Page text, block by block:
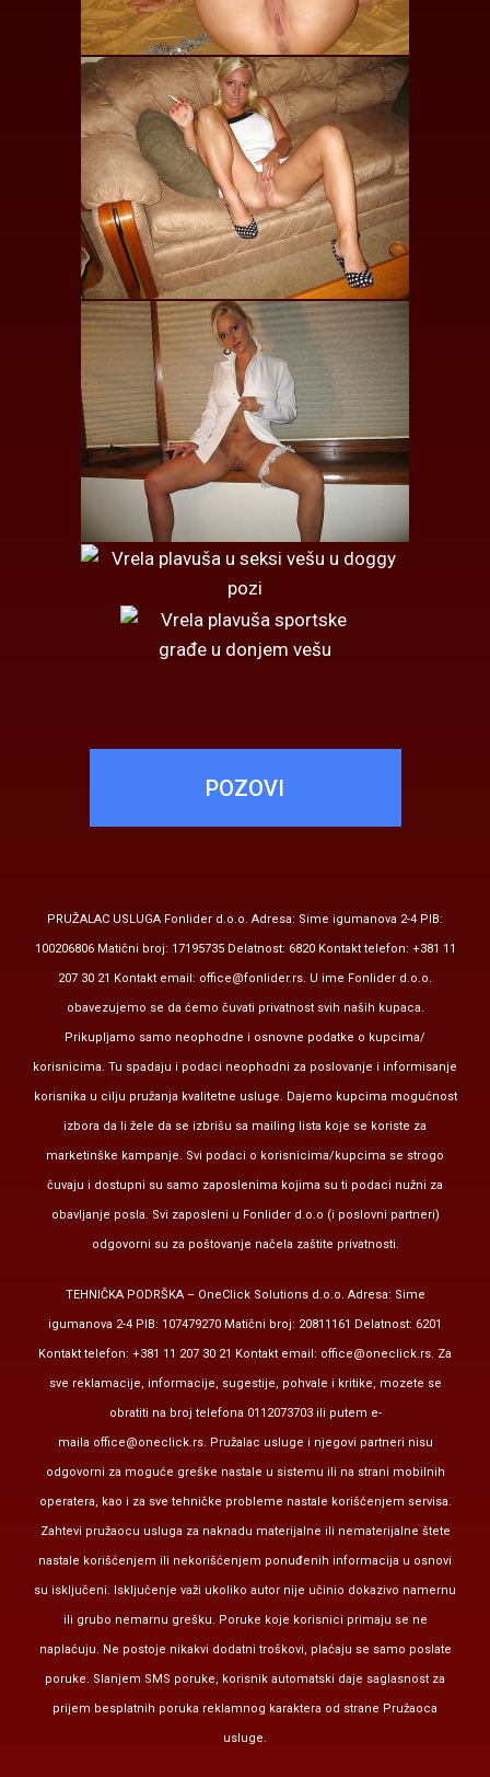
POZOVI
PRUŽALAC USLUGA Fonlider d.o.o. Adresa: Sime igumanova 2-4 PIB:
100206806 Matični broj: 17195735 Delatnost: 6820 Kontakt telefon: +381 11
207 30 21 Kontakt email: office@fonlider.rs. U ime Fonlider d.o.o.
obavezujemo se da ćemo čuvati privatnost svih naših kupaca.
Prikupljamo samo neophodne i osnovne podatke o kupcima/
korisnicima. Tu spadaju i podaci neophodni za poslovanje i informisanje
korisnika u cilju pružanja kvalitetne usluge. Dajemo kupcima mogućnost
izbora da li žele da se izbrišu sa mailing lista koje se koriste za
marketinške kampanje. Svi podaci o korisnicima/kupcima se strogo
čuvaju i dostupni su samo zaposlenima kojima su ti podaci nužni za
obavljanje posla. Svi zaposleni u Fonlider d.o.o (i poslovni partneri)
odgovorni su za poštovanje načela zaštite privatnosti.
TEHNIČKA PODRŠKA – OneClick Solutions d.o.o. Adresa: Sime
igumanova 2-4 PIB: 107479270 Matični broj: 20811161 Delatnost: 6201
Kontakt telefon: +381 11 207 30 21 Kontakt email: office@oneclick.rs. Za
sve reklamacije, informacije, sugestije, pohvale i kritike, mozete se
obratiti na broj telefona 0112073703 ili putem e-
maila office@oneclick.rs. Pružalac usluge i njegovi partneri nisu
odgovorni za moguće greške nastale u sistemu ili na strani mobilnih
operatera, kao i za sve tehničke probleme nastale korišćenjem servisa.
Zahtevi pružaocu usluga za naknadu materijalne ili nematerijalne štete
nastale korišćenjem ili nekorišćenjem ponuđenih informacija u osnovi
su isključeni. Isključenje važi ukoliko autor nije učinio dokazivo namernu
ili grubo nemarnu grešku. Poruke koje korisnici primaju se ne
naplaćuju. Ne postoje nikakvi dodatni troškovi, plaćaju se samo poslate
poruke. Slanjem SMS poruke, korisnik automatski daje saglasnost za
prijem besplatnih poruka reklamnog karaktera od strane Pružaoca
usluge.